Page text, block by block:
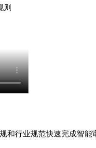
则
和行业规范快速完成智能